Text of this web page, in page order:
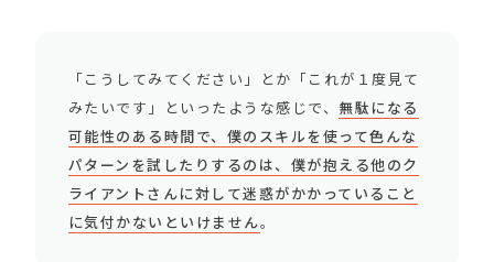
「こうしてみてください」とか「これが１度見て
みたいです」といったような感じで、 無駄になる
可能性のある時間で、僕のスキルを使って色んな
パターンを試したりするのは、僕が抱える他のク
ライアントさんに対して迷惑がかかっていること
に気付かないといけません。